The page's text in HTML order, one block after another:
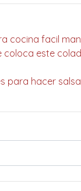
cocina facil
este
para hacer